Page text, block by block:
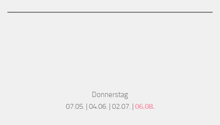
Donnerstag
07.05. | 04.06. | 02.07. | 06.08.